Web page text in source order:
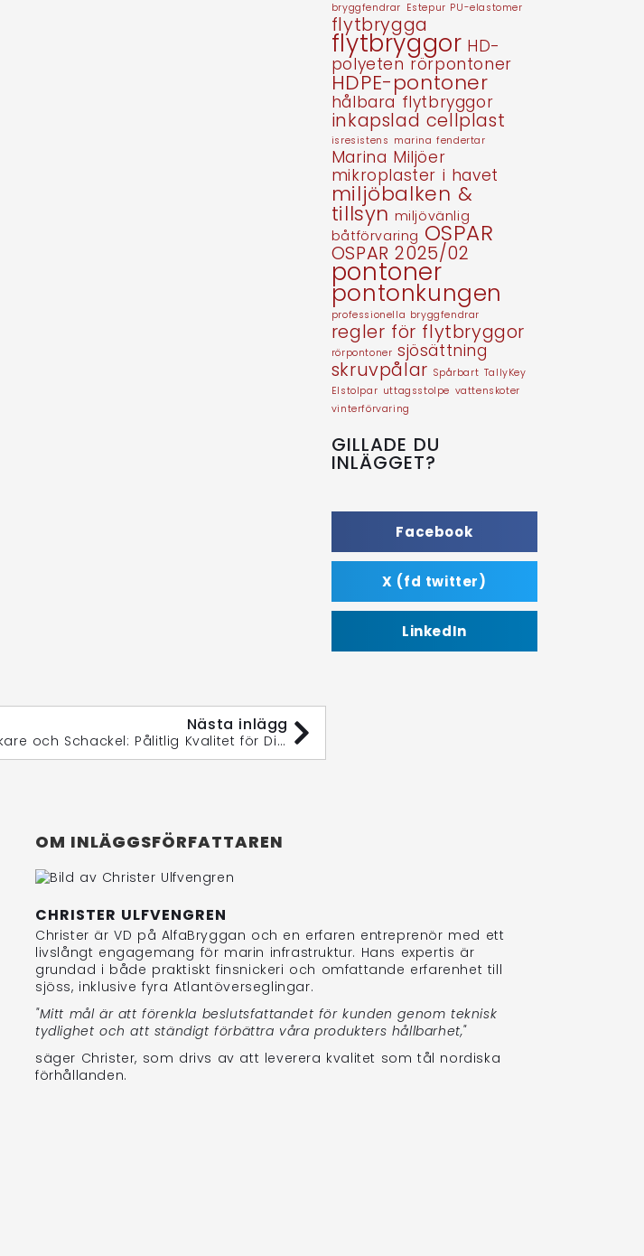
bryggfendrar Estepur PU-elastomer
flytbrygga
flytbryggor HD-
polyeten rörpontoner
HDPE-pontoner
hålbara flytbryggor
inkapslad cellplast
isresistens marina fendertar
Marina Miljöer
mikroplaster i havet
miljöbalken &
tillsyn miljövänlig
båtförvaring OSPAR
OSPAR 2025/02
pontoner
pontonkungen
professionella bryggfendrar
regler för flytbryggor
rörpontoner sjösättning
skruvpålar Spårbart TallyKey
Elstolpar uttagsstolpe vattenskoter
vinterförvaring
GILLADE DU
INLÄGGET?
Facebook
X (fd twitter)
LinkedIn
Nästa inlägg
Aseke Kätting, Ankare och Schackel: Pålitlig Kvalitet för Dina Marina Projekt
OM INLÄGGSFÖRFATTAREN
CHRISTER ULFVENGREN
Christer är VD på AlfaBryggan och en erfaren entreprenör med ett
livslångt engagemang för marin infrastruktur. Hans expertis är
grundad i både praktiskt finsnickeri och omfattande erfarenhet till
sjöss, inklusive fyra Atlantöverseglingar.
"Mitt mål är att förenkla beslutsfattandet för kunden genom teknisk
tydlighet och att ständigt förbättra våra produkters hållbarhet,"
säger Christer, som drivs av att leverera kvalitet som tål nordiska
förhållanden.